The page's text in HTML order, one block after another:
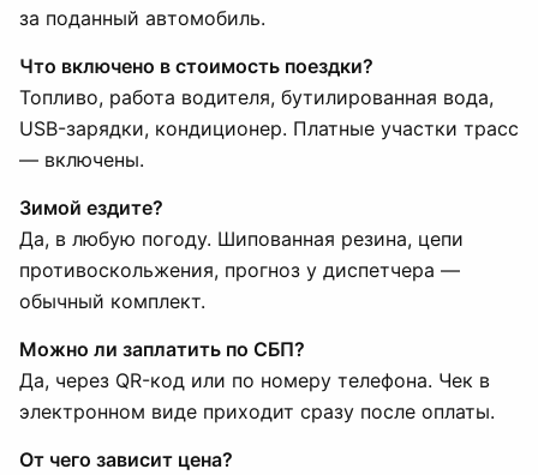
за поданный автомобиль.
Что включено в стоимость поездки?
Топливо, работа водителя, бутилированная вода,
USB-зарядки, кондиционер. Платные участки трасс
— включены.
Зимой ездите?
Да, в любую погоду. Шипованная резина, цепи
противоскольжения, прогноз у диспетчера —
обычный комплект.
Можно ли заплатить по СБП?
Да, через QR-код или по номеру телефона. Чек в
электронном виде приходит сразу после оплаты.
От чего зависит цена?